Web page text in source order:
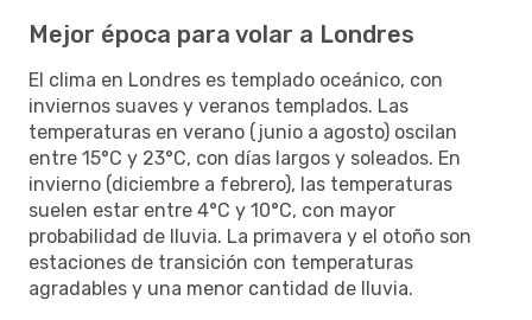
Mejor época para volar a Londres
El clima en Londres es templado oceánico, con
inviernos suaves y veranos templados. Las
temperaturas en verano (junio a agosto) oscilan
entre 15°C y 23°C, con días largos y soleados. En
invierno (diciembre a febrero), las temperaturas
suelen estar entre 4°C y 10°C, con mayor
probabilidad de lluvia. La primavera y el otoño son
estaciones de transición con temperaturas
agradables y una menor cantidad de lluvia.